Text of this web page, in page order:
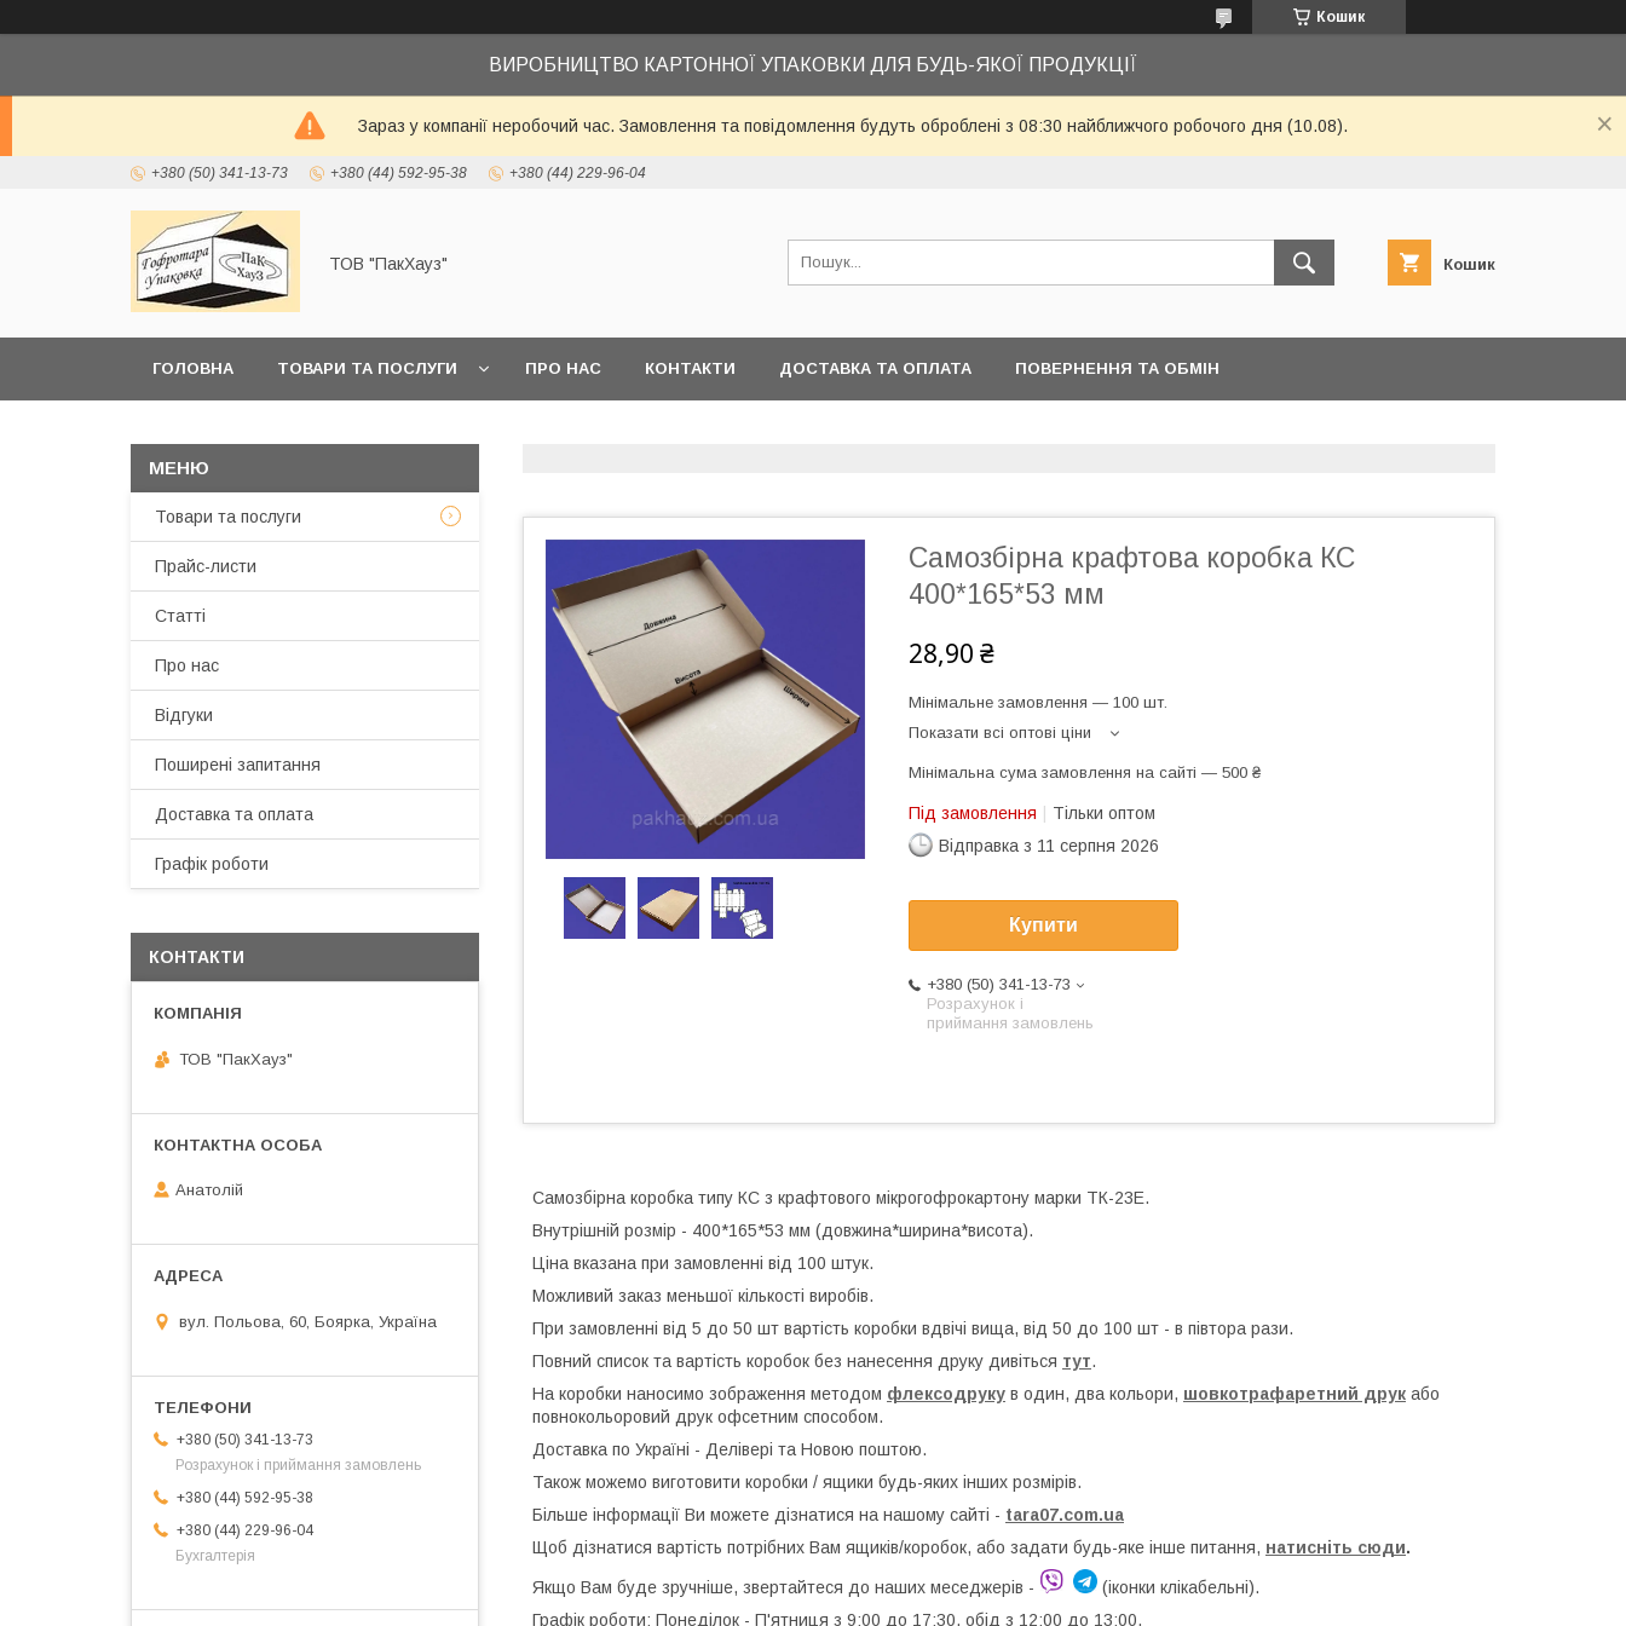
Кошик
ВИРОБНИЦТВО КАРТОННОЇ УПАКОВКИ ДЛЯ БУДЬ-ЯКОЇ ПРОДУКЦІЇ
Зараз у компанії неробочий час. Замовлення та повідомлення будуть оброблені з 08:30 найближчого робочого дня (10.08).
+380 (50) 341-13-73 +380 (44) 592-95-38 +380 (44) 229-96-04
ТОВ "ПакХауз" Кошик
ГОЛОВНА ТОВАРИ ТА ПОСЛУГИ ПРО НАС КОНТАКТИ ДОСТАВКА ТА ОПЛАТА ПОВЕРНЕННЯ ТА ОБМІН
Самозбірна крафтова коробка КС
400*165*53 мм
28,90 ₴
Мінімальне замовлення — 100 шт.
Показати всі оптові ціни
Мінімальна сума замовлення на сайті — 500 ₴
Під замовлення
Тільки оптом
Відправка з 11 серпня 2026
Купити
+380 (50) 341-13-73
Розрахунок і
приймання замовлень
Самозбірна коробка типу КС з крафтового мікрогофрокартону марки ТК-23Е.
Внутрішній розмір - 400*165*53 мм (довжина*ширина*висота).
Ціна вказана при замовленні від 100 штук.
Можливий заказ меньшої кількості виробів.
При замовленні від 5 до 50 шт вартість коробки вдвічі вища, від 50 до 100 шт - в півтора рази.
Повний список та вартість коробок без нанесення друку дивіться тут.
На коробки наносимо зображення методом флексодруку в один, два кольори, шовкотрафаретний друк або
повнокольоровий друк офсетним способом.
Доставка по Україні - Делівері та Новою поштою.
Також можемо виготовити коробки / ящики будь-яких інших розмірів.
Більше інформації Ви можете дізнатися на нашому сайті - tara07.com.ua
Щоб дізнатися вартість потрібних Вам ящиків/коробок, або задати будь-яке інше питання, натисніть сюди.
Якщо Вам буде зручніше, звертайтеся до наших меседжерів -
(іконки клікабельні).
Графік роботи: Понеділок - П'ятниця з 9:00 до 17:30, обід з 12:00 до 13:00.
Товари та послуги
Прайс-листи
Статті
Про нас
Відгуки
Поширені запитання
Доставка та оплата
Графік роботи
КОНТАКТИ
ТОВ "ПакХауз"
Анатолій
вул. Польова, 60, Боярка, Україна
+380 (50) 341-13-73
Розрахунок і приймання замовлень
+380 (44) 592-95-38
+380 (44) 229-96-04
Бухгалтерія